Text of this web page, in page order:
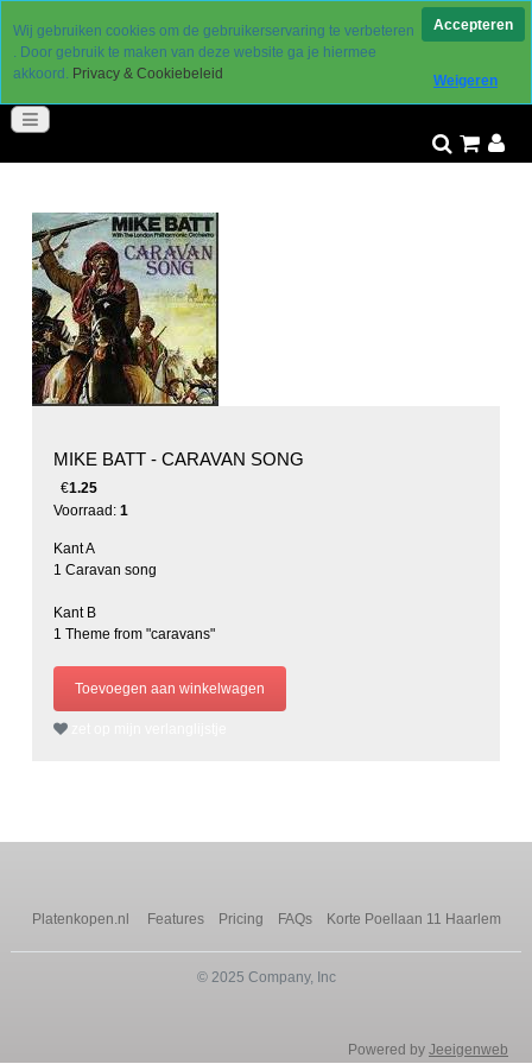
gereduceerde verzendkosten
30 dagen retourtermijn
goed bereikbaar
MIKE BATT - CARAVAN SONG
€1.25
Voorraad: 1
Kant A
1 Caravan song
Kant B
1 Theme from "caravans"
Platenkopen.nl Features Pricing FAQs Korte Poellaan 11 Haarlem
© 2025 Company, Inc
Powered by Jeeigenweb
Wij gebruiken cookies om de gebruikerservaring te verbeteren
. Door gebruik te maken van deze website ga je hiermee
akkoord. Privacy & Cookiebeleid
Accepteren
Weigeren